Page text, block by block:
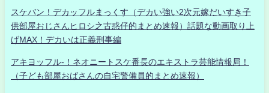
スケバン！デカッフルまっくす（デカい強い2次元嫁だいすき子
供部屋おじさんヒロシ之古惑仔的まとめ速報）話題な動画取り上
げMAX！デカいは正義刑事編
アキヨッフル-！ネオニートスケ番長のエキストラ芸能情報局！
（子ども部屋おばさんの自宅警備員的まとめ速報）